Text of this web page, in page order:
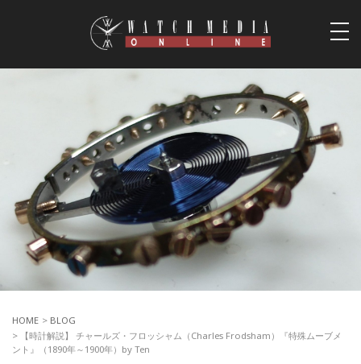
HOME > BLOG
> 【時計解説】 チャールズ・フロッシャム（Charles Frodsham）『特殊ムーブメ
ント』（1890年～1900年）by Ten